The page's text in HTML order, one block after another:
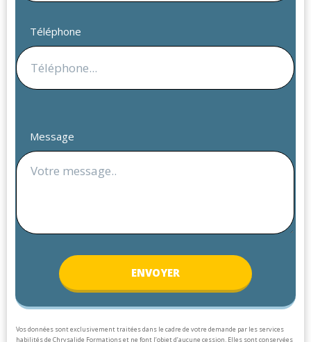
Téléphone
Message
ENVOYER
Vos données sont exclusivement traitées dans le cadre de votre demande par les services
habilités de Chrysalide Formations et ne font l’objet d’aucune cession. Elles sont conservées